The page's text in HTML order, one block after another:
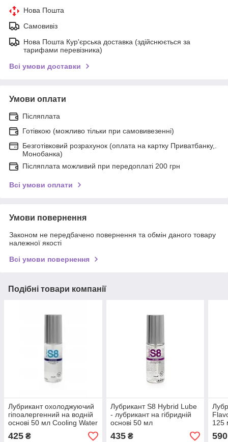
Нова Пошта
Самовивіз
Нова Пошта Кур'єрська доставка (здійснюється за
тарифами перевізника)
Всі умови доставки
Умови оплати
Післяплата
Готівкою (можливо тільки при самовивезенні)
Безготівковий розрахунок (оплата на картку Приватбанку,.
Монобанка)
Післяплата можливий при передоплаті 200 грн
Всі умови оплати
Умови повернення
Законом не передбачено повернення та обмін даного товару
належної якості
Всі умови повернення
Подібні товари компанії
Лубрикант охолоджуючий
гіпоалергенний на водній
основі 50 мл Cooling Water
Based Lube від Stimul8
425 ₴
Лубрикант S8 Hybrid Lube
- лубрикант на гібридній
основі 50 мл
435₴
125
590